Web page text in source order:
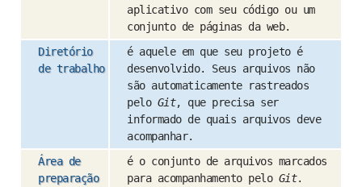
aplicativo com seu código ou um
conjunto de páginas da web.
Diretório
de trabalho
é aquele em que seu projeto é
desenvolvido. Seus arquivos não
são automaticamente rastreados
pelo Git, que precisa ser
informado de quais arquivos deve
acompanhar.
Área de
preparação
é o conjunto de arquivos marcados
para acompanhamento pelo Git.